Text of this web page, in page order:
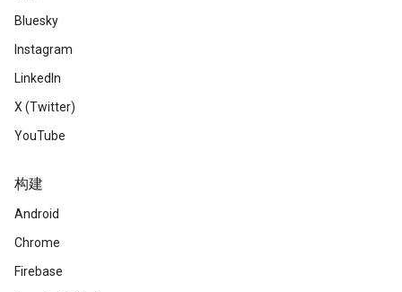
Bluesky
Instagram
LinkedIn
X (Twitter)
YouTube
构建
Android
Chrome
Firebase